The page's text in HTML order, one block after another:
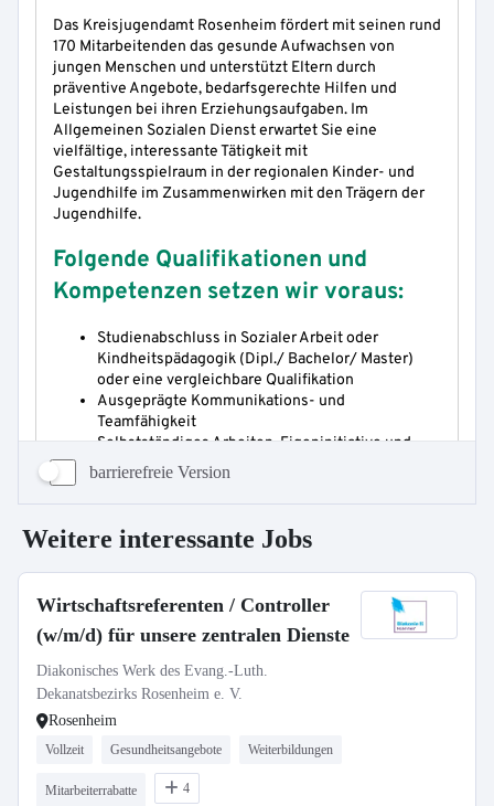
barrierefreie Version
Weitere interessante Jobs
Wirtschaftsreferenten / Controller
(w/m/d) für unsere zentralen Dienste
Diakonisches Werk des Evang.-Luth.
Dekanatsbezirks Rosenheim e. V.
Rosenheim
Vollzeit Gesundheitsangebote Weiterbildungen
Mitarbeiterrabatte 4